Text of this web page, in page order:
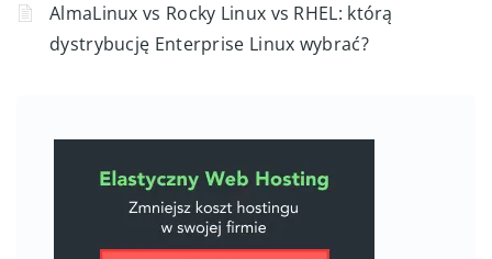
AlmaLinux vs Rocky Linux vs RHEL: którą
dystrybucję Enterprise Linux wybrać?